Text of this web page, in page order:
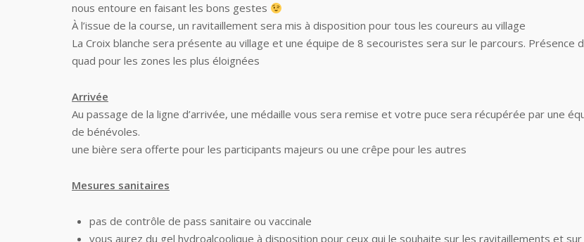
nous entoure en faisant les bons gestes
À l’issue de la course, un ravitaillement sera mis à disposition pour tous les coureurs au village
La Croix blanche sera présente au village et une équipe de 8 secouristes sera sur le parcours. Présence
quad pour les zones les plus éloignées
Arrivée
Au passage de la ligne d’arrivée, une médaille vous sera remise et votre puce sera récupérée par une
de bénévoles.
une bière sera offerte pour les participants majeurs ou une crêpe pour les autres
Mesures sanitaires
pas de contrôle de pass sanitaire ou vaccinale
vous aurez du gel hydroalcoolique à disposition pour ceux qui le souhaite sur les ravitaillements et sur